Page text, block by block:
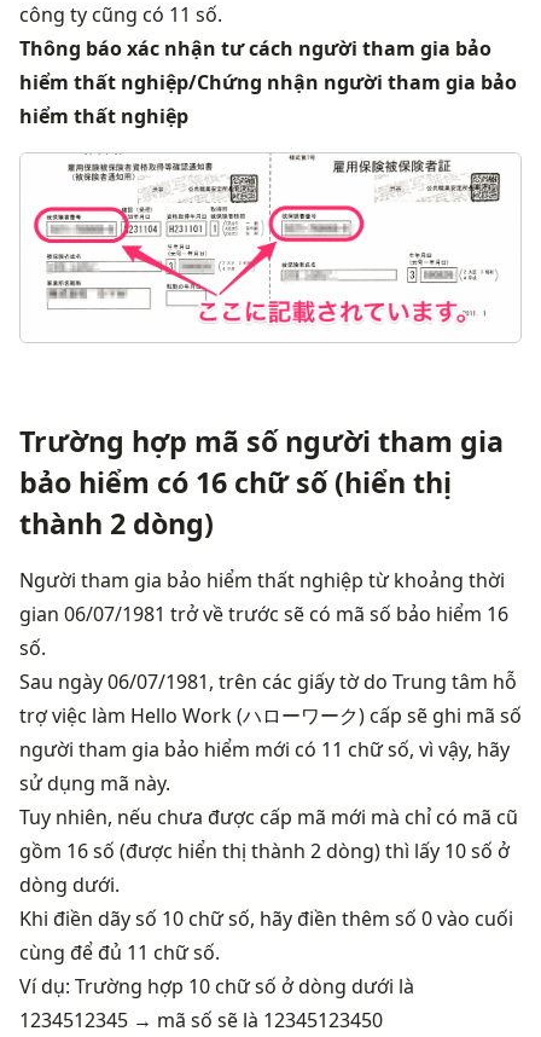
công ty cũng có 11 số.
Thông báo xác nhận tư cách người tham gia bảo
hiểm thất nghiệp/Chứng nhận người tham gia bảo
hiểm thất nghiệp
Trường hợp mã số người tham gia
bảo hiểm có 16 chữ số (hiển thị
thành 2 dòng)
Người tham gia bảo hiểm thất nghiệp từ khoảng thời
gian 06/07/1981 trở về trước sẽ có mã số bảo hiểm 16
số.
Sau ngày 06/07/1981, trên các giấy tờ do Trung tâm hỗ
trợ việc làm Hello Work (ハローワーク) cấp sẽ ghi mã số
người tham gia bảo hiểm mới có 11 chữ số, vì vậy, hãy
sử dụng mã này.
Tuy nhiên, nếu chưa được cấp mã mới mà chỉ có mã cũ
gồm 16 số (được hiển thị thành 2 dòng) thì lấy 10 số ở
dòng dưới.
Khi điền dãy số 10 chữ số, hãy điền thêm số 0 vào cuối
cùng để đủ 11 chữ số.
Ví dụ: Trường hợp 10 chữ số ở dòng dưới là
1234512345 → mã số sẽ là 12345123450